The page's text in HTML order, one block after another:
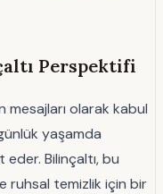
Perspektifi
mesajları olarak kabul
yaşamda
Bilinçaltı, bu
ruhsal temizlik için bir